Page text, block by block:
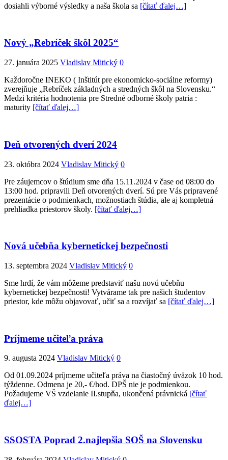
dosiahli výborné výsledky a naša škola sa [čítať ďalej…]
Nový „Rebríček škôl 2025“
27. januára 2025 Vladislav Mitický 0
Každoročne INEKO ( Inštitút pre ekonomicko-sociálne reformy)
zverejňuje „Rebríček základných a stredných škôl na Slovensku.“
Medzi kritéria hodnotenia pre Stredné odborné školy patria :
maturity [čítať ďalej…]
Deň otvorených dverí 2024
23. októbra 2024 Vladislav Mitický 0
Pre záujemcov o štúdium sme dňa 15.11.2024 v čase od 08:00 do
13:00 hod. pripravili Deň otvorených dverí. Sú pre Vás pripravené
prezentácie o podmienkach, možnostiach štúdia, ale aj kompletná
prehliadka priestorov školy. [čítať ďalej…]
Nová učebňa kybernetickej bezpečnosti
13. septembra 2024 Vladislav Mitický 0
Sme hrdí, že vám môžeme predstaviť našu novú učebňu
kybernetickej bezpečnosti! Vytvárame tak pre našich študentov
priestor, kde môžu objavovať, učiť sa a rozvíjať sa [čítať ďalej…]
Príjmeme učiteľa práva
9. augusta 2024 Vladislav Mitický 0
Od 01.09.2024 príjmeme učiteľa práva na čiastočný úväzok 10 hod.
týždenne. Odmena je 20,- €/hod. DPŠ nie je podmienkou.
Požadujeme VŠ vzdelanie II.stupňa, ukončená právnická [čítať
ďalej…]
SSOSTA Poprad 2.najlepšia SOŠ na Slovensku